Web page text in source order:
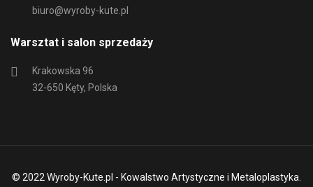
biuro@wyroby-kute.pl
Warsztat i salon sprzedaży
Krakowska 96
32-650 Kęty, Polska
© 2022 Wyroby-Kute.pl - Kowalstwo Artystyczne i Metaloplastyka.